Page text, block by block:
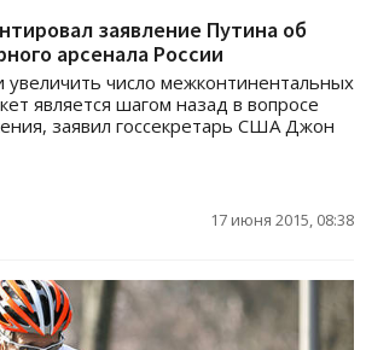
заявление Путина об
арсенала России
число межконтинентальных
является шагом назад в вопросе
заявил госсекретарь США Джон
17 июня 2015, 08:38